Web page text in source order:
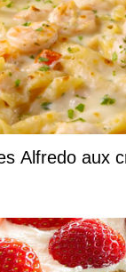
Alfredo aux